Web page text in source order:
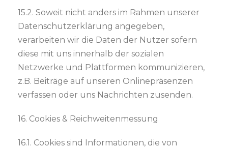
15.2. Soweit nicht anders im Rahmen unserer
Datenschutzerklärung angegeben,
verarbeiten wir die Daten der Nutzer sofern
diese mit uns innerhalb der sozialen
Netzwerke und Plattformen kommunizieren,
z.B. Beiträge auf unseren Onlinepräsenzen
verfassen oder uns Nachrichten zusenden.
16. Cookies & Reichweitenmessung
16.1. Cookies sind Informationen, die von